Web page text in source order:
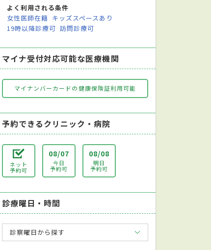
老年内科 ペインクリニック外科
よく利用される条件
女性医師在籍 キッズスペースあり
19時以降診療可 訪問診療可
マイナ受付対応可能な医療機関
マイナンバーカードの健康保険証利用可能
予約できるクリニック・病院
ネット
予約可
08/07
今日
予約可
08/08
明日
予約可
診療曜日・時間
診察曜日から探す